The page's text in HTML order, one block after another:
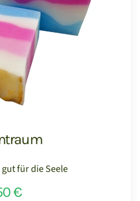
für die Seele
€